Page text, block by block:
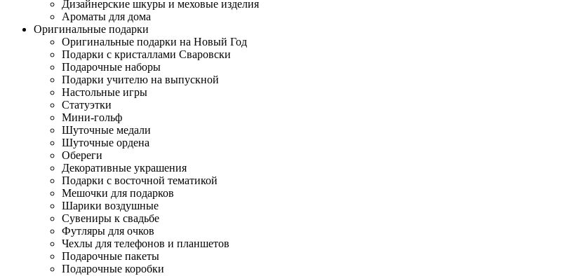
Дизайнерские шкуры и меховые изделия
Ароматы для дома
Оригинальные подарки
Оригинальные подарки на Новый Год
Подарки с кристаллами Сваровски
Подарочные наборы
Подарки учителю на выпускной
Настольные игры
Статуэтки
Мини-гольф
Шуточные медали
Шуточные ордена
Обереги
Декоративные украшения
Подарки с восточной тематикой
Мешочки для подарков
Шарики воздушные
Сувениры к свадьбе
Футляры для очков
Чехлы для телефонов и планшетов
Подарочные пакеты
Подарочные коробки